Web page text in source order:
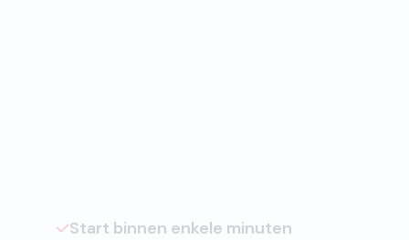
Start binnen enkele minuten